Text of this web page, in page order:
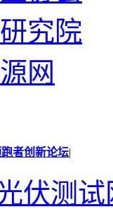
究院
网
者创新论坛|
伏测试